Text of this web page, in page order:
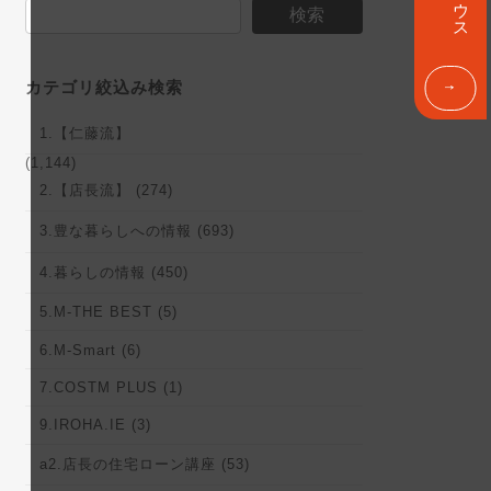
検索
カテゴリ絞込み検索
1.【仁藤流】
(1,144)
2.【店長流】 (274)
3.豊な暮らしへの情報 (693)
4.暮らしの情報 (450)
5.M-THE BEST (5)
6.M-Smart (6)
7.COSTM PLUS (1)
9.IROHA.IE (3)
a2.店長の住宅ローン講座 (53)